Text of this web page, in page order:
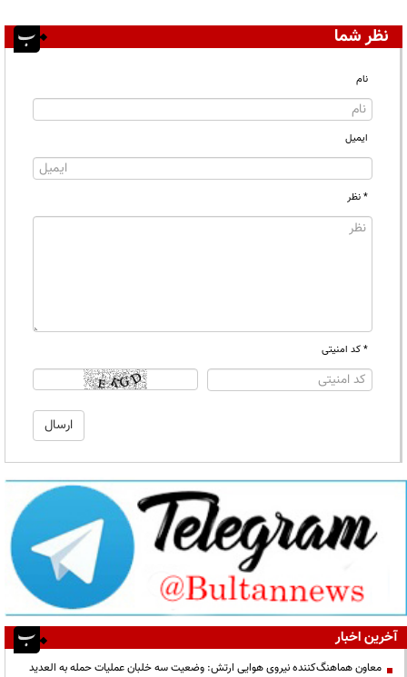
نظر شما
نام
ایمیل
* نظر
* کد امنیتی
آخرین اخبار
معاون هماهنگ‌کننده نیروی هوایی ارتش: وضعیت سه خلبان عملیات حمله به العدید